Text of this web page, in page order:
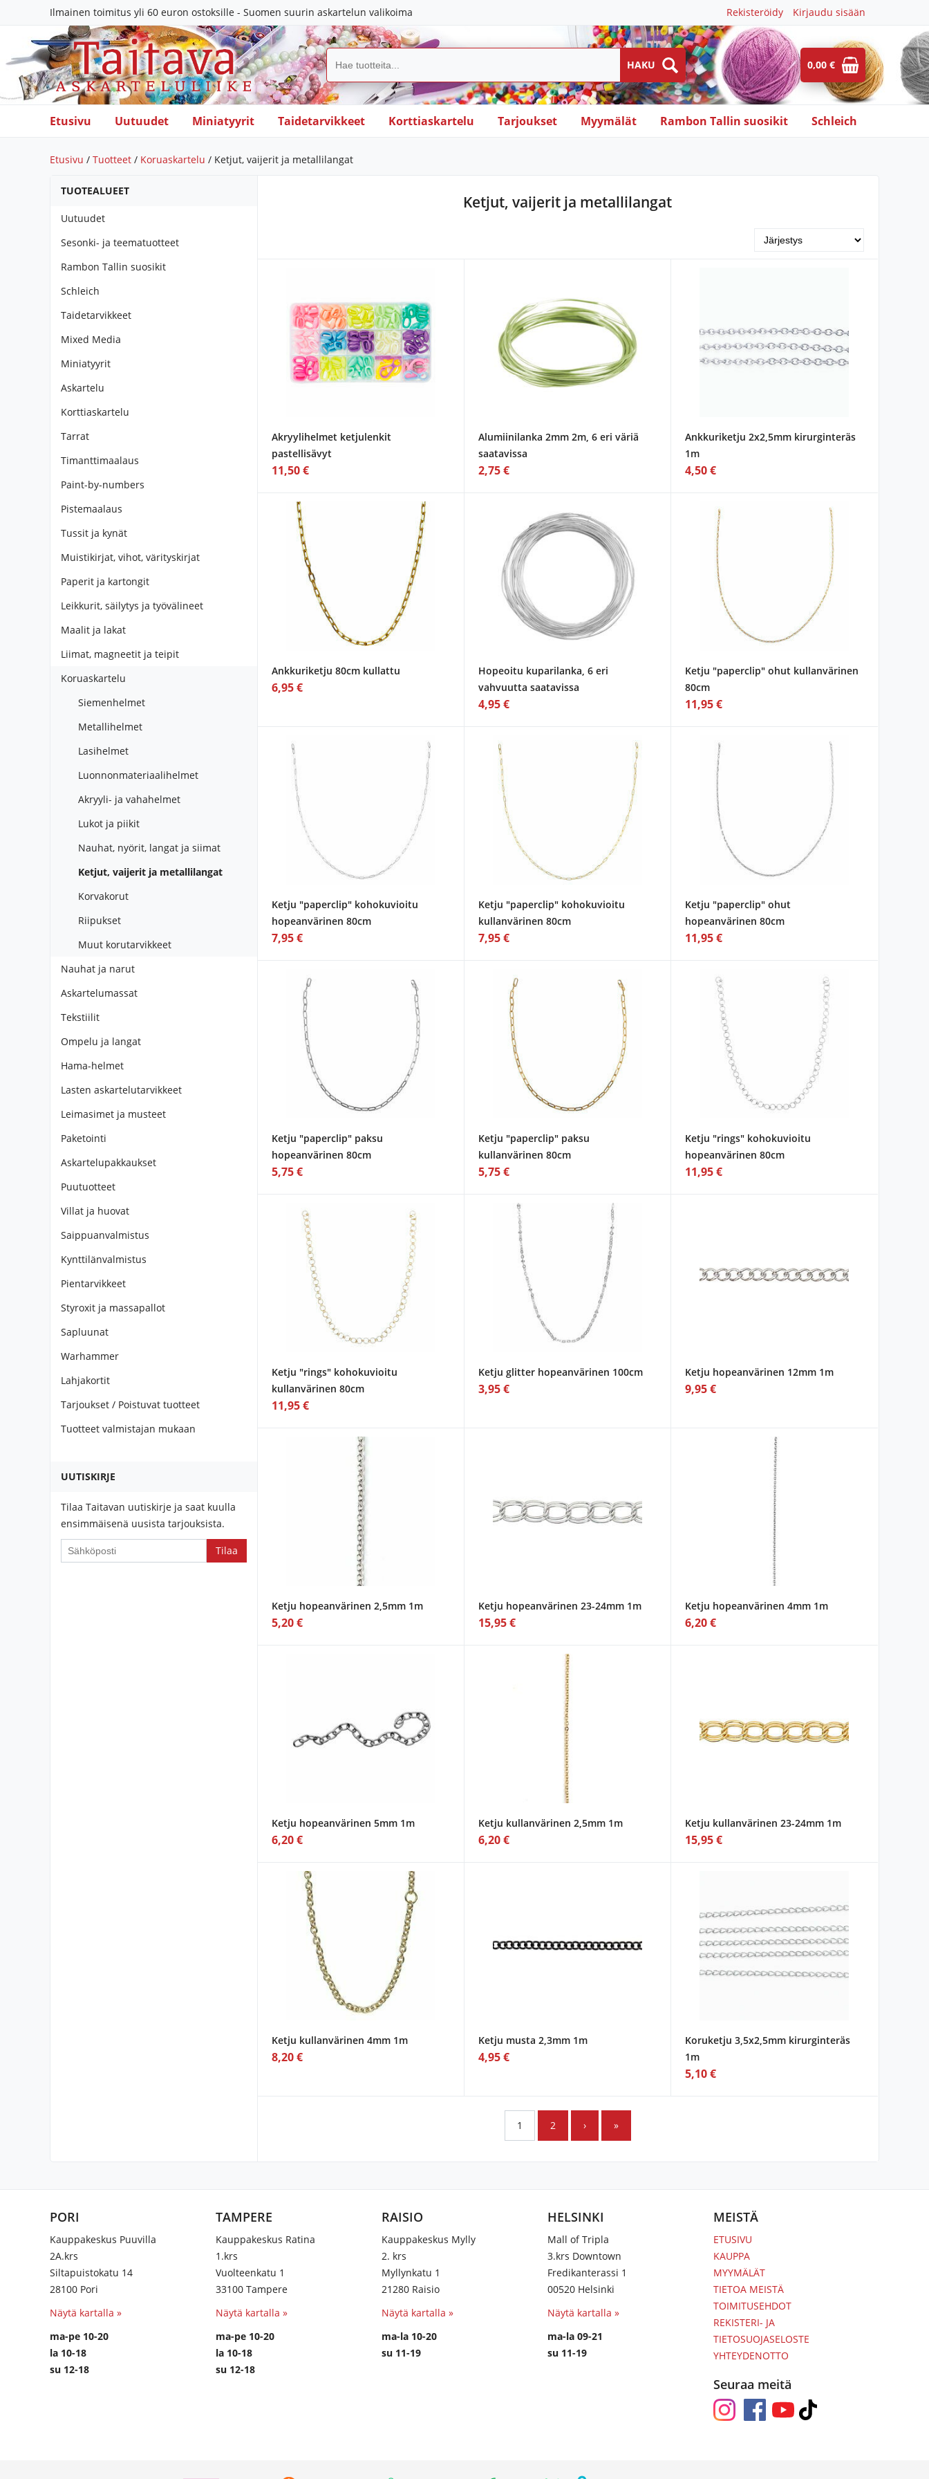
Ilmainen toimitus yli 60 euron ostoksille - Suomen suurin askartelun valikoima Rekisteröidy Kirjaudu sisään
0,00 €
Etusivu Uutuudet Miniatyyrit Taidetarvikkeet Korttiaskartelu Tarjoukset Myymälät Rambon Tallin suosikit Schleich
Etusivu / Tuotteet / Koruaskartelu / Ketjut, vaijerit ja metallilangat
TUOTEALUEET
Uutuudet
Sesonki- ja teematuotteet
Rambon Tallin suosikit
Schleich
Taidetarvikkeet
Mixed Media
Miniatyyrit
Askartelu
Korttiaskartelu
Tarrat
Timanttimaalaus
Paint-by-numbers
Pistemaalaus
Tussit ja kynät
Muistikirjat, vihot, värityskirjat
Paperit ja kartongit
Leikkurit, säilytys ja työvälineet
Maalit ja lakat
Liimat, magneetit ja teipit
Koruaskartelu
Siemenhelmet
Metallihelmet
Lasihelmet
Luonnonmateriaalihelmet
Akryyli- ja vahahelmet
Lukot ja piikit
Nauhat, nyörit, langat ja siimat
Ketjut, vaijerit ja metallilangat
Korvakorut
Riipukset
Muut korutarvikkeet
Nauhat ja narut
Askartelumassat
Tekstiilit
Ompelu ja langat
Hama-helmet
Lasten askartelutarvikkeet
Leimasimet ja musteet
Paketointi
Askartelupakkaukset
Puutuotteet
Villat ja huovat
Saippuanvalmistus
Kynttilänvalmistus
Pientarvikkeet
Styroxit ja massapallot
Sapluunat
Warhammer
Lahjakortit
Tarjoukset / Poistuvat tuotteet
Tuotteet valmistajan mukaan
UUTISKIRJE
Tilaa Taitavan uutiskirje ja saat kuulla
ensimmäisenä uusista tarjouksista.
you
Ketjut, vaijerit ja metallilangat
Akryylihelmet ketjulenkit
pastellisävyt
11,50 €
Alumiinilanka 2mm 2m, 6 eri väriä
saatavissa
2,75 €
Ankkuriketju 2x2,5mm kirurginteräs
1m
4,50 €
Ankkuriketju 80cm kullattu
6,95 €
Hopeoitu kuparilanka, 6 eri
vahvuutta saatavissa
4,95 €
Ketju "paperclip" ohut kullanvärinen
80cm
11,95 €
Ketju "paperclip" kohokuvioitu
hopeanvärinen 80cm
7,95 €
Ketju "paperclip" kohokuvioitu
kullanvärinen 80cm
7,95 €
Ketju "paperclip" ohut
hopeanvärinen 80cm
11,95 €
Ketju "paperclip" paksu
hopeanvärinen 80cm
5,75 €
Ketju "paperclip" paksu
kullanvärinen 80cm
5,75 €
Ketju "rings" kohokuvioitu
hopeanvärinen 80cm
11,95 €
Ketju "rings" kohokuvioitu
kullanvärinen 80cm
11,95 €
Ketju glitter hopeanvärinen 100cm
3,95 €
Ketju hopeanvärinen 12mm 1m
9,95 €
Ketju hopeanvärinen 2,5mm 1m
5,20 €
Ketju hopeanvärinen 23-24mm 1m
15,95 €
Ketju hopeanvärinen 4mm 1m
6,20 €
Ketju hopeanvärinen 5mm 1m
6,20 €
Ketju kullanvärinen 2,5mm 1m
6,20 €
Ketju kullanvärinen 23-24mm 1m
15,95 €
Ketju kullanvärinen 4mm 1m
8,20 €
Ketju musta 2,3mm 1m
4,95 €
Koruketju 3,5x2,5mm kirurginteräs
1m
5,10 €
1 2 › »
PORI
Kauppakeskus Puuvilla
2A.krs
Siltapuistokatu 14
28100 Pori
Näytä kartalla »
ma-pe 10-20
la 10-18
su 12-18
TAMPERE
Kauppakeskus Ratina
1.krs
Vuolteenkatu 1
33100 Tampere
Näytä kartalla »
ma-pe 10-20
la 10-18
su 12-18
RAISIO
Kauppakeskus Mylly
2. krs
Myllynkatu 1
21280 Raisio
Näytä kartalla »
ma-la 10-20
su 11-19
HELSINKI
Mall of Tripla
3.krs Downtown
Fredikanterassi 1
00520 Helsinki
Näytä kartalla »
ma-la 09-21
su 11-19
MEISTÄ
ETUSIVU
KAUPPA
MYYMÄLÄT
TIETOA MEISTÄ
TOIMITUSEHDOT
REKISTERI- JA
TIETOSUOJASELOSTE
YHTEYDENOTTO
Seuraa meitä